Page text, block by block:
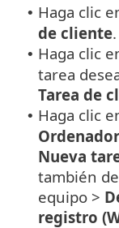
• Haga clic
de cliente.
• Haga clic
tarea
Tarea de
• Haga clic
Nueva
también
equipo >
registro